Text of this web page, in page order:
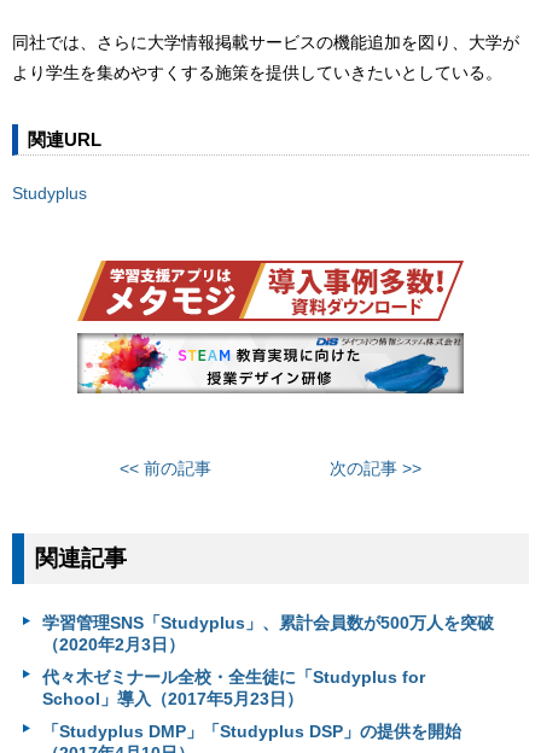
同社では、さらに大学情報掲載サービスの機能追加を図り、大学が
より学生を集めやすくする施策を提供していきたいとしている。
関連URL
Studyplus
<< 前の記事 次の記事 >>
関連記事
学習管理SNS「Studyplus」、累計会員数が500万人を突破
（2020年2月3日）
代々木ゼミナール全校・全生徒に「Studyplus for
School」導入（2017年5月23日）
「Studyplus DMP」「Studyplus DSP」の提供を開始